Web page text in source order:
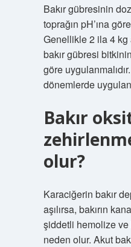
Bakır gübresinin
toprağın pH’ına
Genellikle 2 ila 4 kg
bakır gübresi
göre
dönemlerde
Bakır
olur?
Karaciğerin bakır
aşılırsa, bakırın
şiddetli hemolize
neden olur. Akut